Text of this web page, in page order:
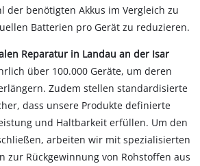
der benötigten Akkus im Vergleich zu
Batterien pro Gerät zu reduzieren.
Reparatur in Landau an der Isar
über 100.000 Geräte, um deren
Zudem stellen standardisierte
dass unsere Produkte definierte
und Haltbarkeit erfüllen. Um den
arbeiten wir mit spezialisierten
zur Rückgewinnung von Rohstoffen aus